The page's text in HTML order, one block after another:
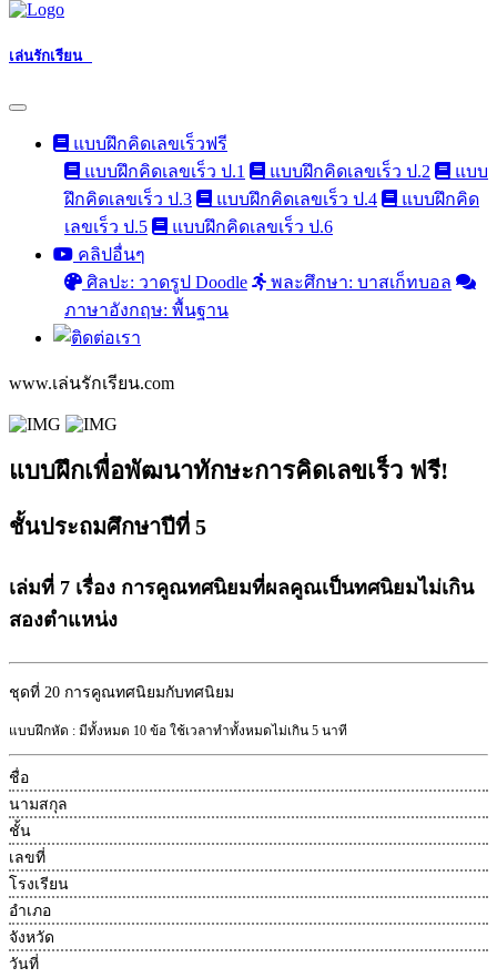
เล่นรักเรียน
แบบฝึกคิดเลขเร็วฟรี
แบบฝึกคิดเลขเร็ว ป.1
แบบฝึกคิดเลขเร็ว ป.2
แบบ
ฝึกคิดเลขเร็ว ป.3
แบบฝึกคิดเลขเร็ว ป.4
แบบฝึกคิด
เลขเร็ว ป.5
แบบฝึกคิดเลขเร็ว ป.6
คลิปอื่นๆ
ศิลปะ: วาดรูป Doodle
พละศึกษา: บาสเก็ทบอล
ภาษาอังกฤษ: พื้นฐาน
www.เล่นรักเรียน.com
แบบฝึกเพื่อพัฒนาทักษะการคิดเลขเร็ว ฟรี!
ชั้นประถมศึกษาปีที่ 5
เล่มที่ 7 เรื่อง การคูณทศนิยมที่ผลคูณเป็นทศนิยมไม่เกิน
สองตำแหน่ง
ชุดที่ 20 การคูณทศนิยมกับทศนิยม
แบบฝึกหัด : มีทั้งหมด 10 ข้อ ใช้เวลาทำทั้งหมดไม่เกิน 5 นาที
ชื่อ
นามสกุล
ชั้น
เลขที่
โรงเรียน
อำเภอ
จังหวัด
วันที่